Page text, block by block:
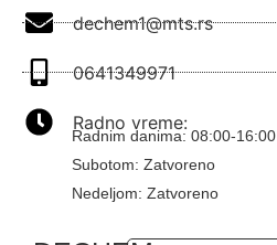
dechem1@mts.rs
0641349971
Radno vreme:
Radnim danima: 08:00-16:00
Subotom: Zatvoreno
Nedeljom: Zatvoreno